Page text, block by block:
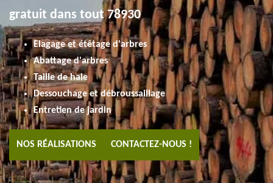
gratuit dans tout 78930
Elagage et étêtage d'arbres
Abattage d'arbres
Taille de haie
Dessouchage et débroussaillage
Entretien de jardin
NOS RÉALISATIONS CONTACTEZ-NOUS !